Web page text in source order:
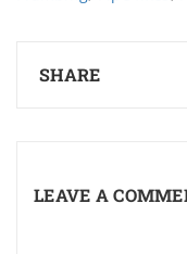
SHARE
LEAVE A